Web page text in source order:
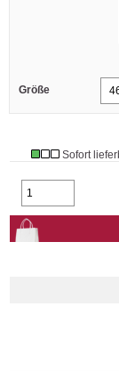
Größe
Sofort